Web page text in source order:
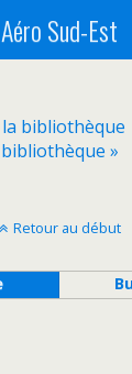
Aéro Sud-Est
bibliothèque
bibliothèque »
Retour au début